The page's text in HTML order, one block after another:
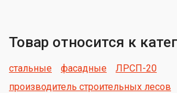
Товар относится к
стальные фасадные
ЛРСП-20
производитель строительных лесов